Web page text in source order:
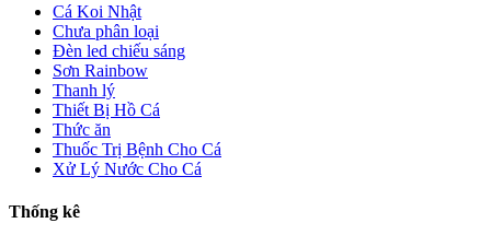
Cá Koi Nhật
Chưa phân loại
Đèn led chiếu sáng
Sơn Rainbow
Thanh lý
Thiết Bị Hồ Cá
Thức ăn
Thuốc Trị Bệnh Cho Cá
Xử Lý Nước Cho Cá
Thống kê